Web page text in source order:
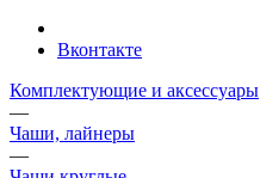
Вконтакте
Комплектующие и аксессуары
—
Чаши, лайнеры
—